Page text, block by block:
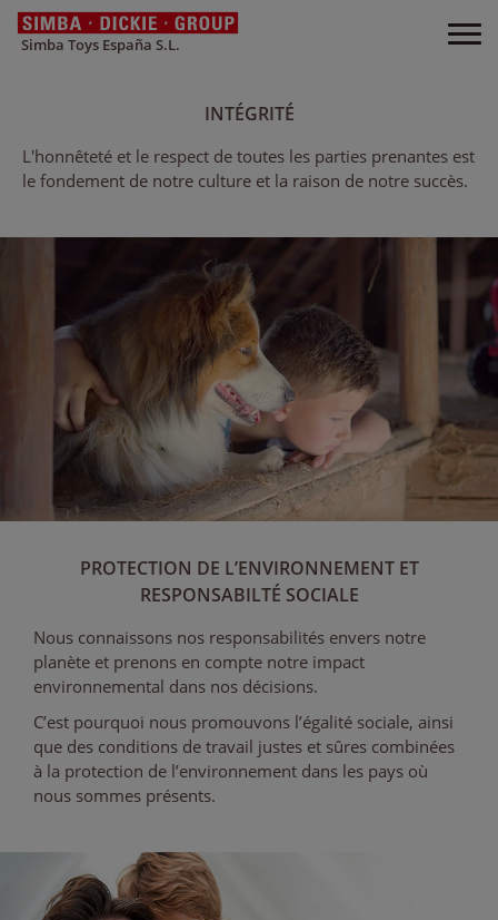
Simba Toys España S.L.
INTÉGRITÉ
L'honnêteté et le respect de toutes les parties prenantes est
le fondement de notre culture et la raison de notre succès.
PROTECTION DE L’ENVIRONNEMENT ET
RESPONSABILTÉ SOCIALE
Nous connaissons nos responsabilités envers notre
planète et prenons en compte notre impact
environnemental dans nos décisions.
C’est pourquoi nous promouvons l’égalité sociale, ainsi
que des conditions de travail justes et sûres combinées
à la protection de l’environnement dans les pays où
nous sommes présents.